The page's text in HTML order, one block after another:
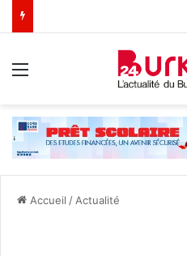
Accueil / Actualité